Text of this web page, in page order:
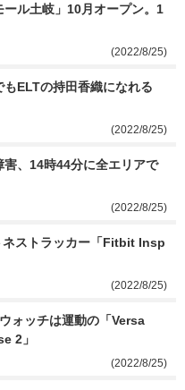
ル土岐」10月オープン。1
(2022/8/25)
もELTの持田香織になれる
(2022/8/25)
害、14時44分に全エリアで
(2022/8/25)
ネストラッカー「Fitbit Insp
(2022/8/25)
ォッチは運動の「Versa
2」
(2022/8/25)